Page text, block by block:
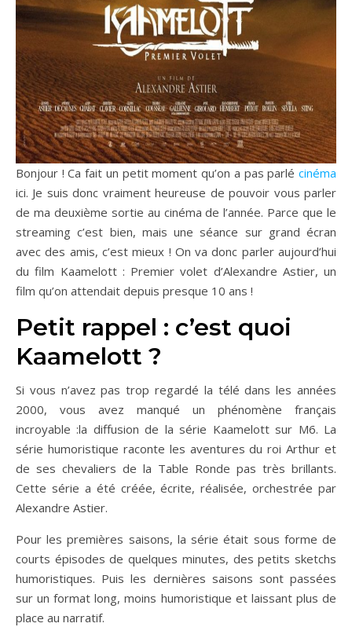
Bonjour ! Ca fait un petit moment qu’on a pas parlé cinéma
ici. Je suis donc vraiment heureuse de pouvoir vous parler
de ma deuxième sortie au cinéma de l’année. Parce que le
streaming c’est bien, mais une séance sur grand écran
avec des amis, c’est mieux ! On va donc parler aujourd’hui
du film Kaamelott : Premier volet d’Alexandre Astier, un
film qu’on attendait depuis presque 10 ans !
Petit rappel : c’est quoi
Kaamelott ?
Si vous n’avez pas trop regardé la télé dans les années
2000, vous avez manqué un phénomène français
incroyable :la diffusion de la série Kaamelott sur M6. La
série humoristique raconte les aventures du roi Arthur et
de ses chevaliers de la Table Ronde pas très brillants.
Cette série a été créée, écrite, réalisée, orchestrée par
Alexandre Astier.
Pour les premières saisons, la série était sous forme de
courts épisodes de quelques minutes, des petits sketchs
humoristiques. Puis les dernières saisons sont passées
sur un format long, moins humoristique et laissant plus de
place au narratif.